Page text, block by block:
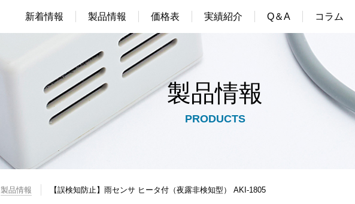
新着情報 製品情報 価格表 実績紹介 Q＆A コラム
製品情報
PRODUCTS
製品情報 【誤検知防止】雨センサ ヒータ付（夜露非検知型） AKI-1805